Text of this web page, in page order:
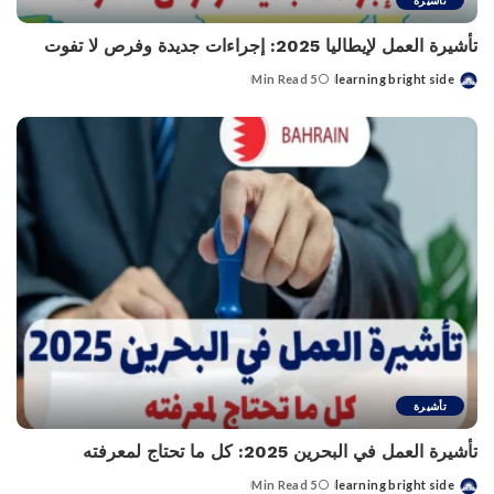
تأشيرة العمل لإيطاليا 2025: إجراءات جديدة وفرص لا تفوت
Posted
learning bright side
5 Min Read
تأشيرة
تأشيرة العمل في البحرين 2025: كل ما تحتاج لمعرفته
learning bright side
5 Min Read